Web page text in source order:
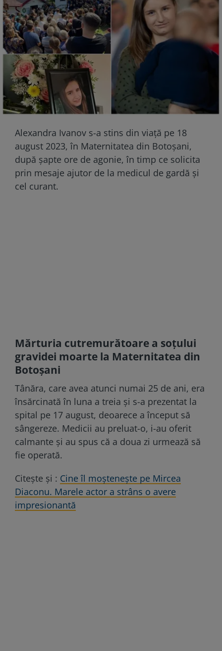
Alexandra Ivanov s-a stins din viață pe 18
august 2023, în Maternitatea din Botoșani,
după șapte ore de agonie, în timp ce solicita
prin mesaje ajutor de la medicul de gardă și
cel curant.
Mărturia cutremurătoare a soțului
gravidei moarte la Maternitatea din
Botoșani
Tânăra, care avea atunci numai 25 de ani, era
însărcinată în luna a treia și s-a prezentat la
spital pe 17 august, deoarece a început să
sângereze. Medicii au preluat-o, i-au oferit
calmante și au spus că a doua zi urmează să
fie operată.
Citește și : Cine îl moștenește pe Mircea
Diaconu. Marele actor a strâns o avere
impresionantă